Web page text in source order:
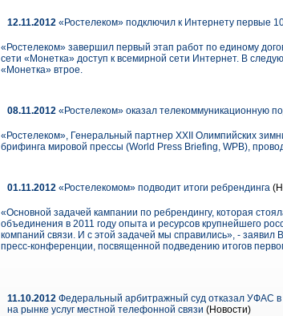
12.11.2012 «Ростелеком» подключил к Интернету первые
«Ростелеком» завершил первый этап работ по единому
сети «Монетка» доступ к всемирной сети Интернет. В
«Монетка» втрое.
08.11.2012 «Ростелеком» оказал телекоммуникационную
«Ростелеком», Генеральный партнер XXII Олимпийских
брифинга мировой прессы (World Press Briefing, WPB),
01.11.2012 «Ростелекомом» подводит итоги ребрендинга
«Основной задачей кампании по ребрендингу, которая
объединения в 2011 году опыта и ресурсов крупнейшего
компаний связи. И с этой задачей мы справились», -
пресс-конференции, посвященной подведению итогов
11.10.2012 Федеральный арбитражный суд отказал УФАС
на рынке услуг местной телефонной связи (Новости)